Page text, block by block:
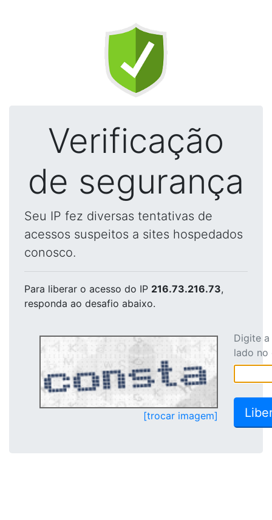
Verificação
de segurança
Seu IP fez diversas tentativas de
acessos suspeitos a sites hospedados
conosco.
Para liberar o acesso do IP 216.73.216.73,
responda ao desafio abaixo.
[trocar imagem]
Digite
lado no